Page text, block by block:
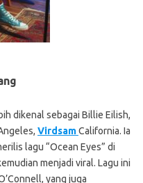
dikenal sebagai Billie Eilish,
VirdsamCalifornia. Ia
lagu “Ocean Eyes” di
menjadi viral. Lagu ini
yang juga